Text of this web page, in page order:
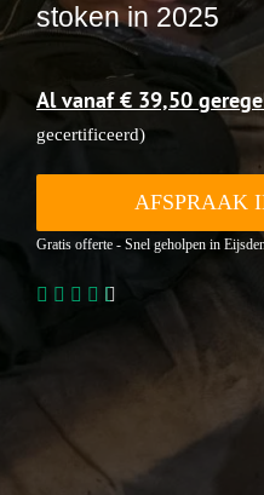
stoken in 2025
Al vanaf € 39,50
gecertificeerd)
AFSPRAAK
Gratis offerte - Snel geholpen in